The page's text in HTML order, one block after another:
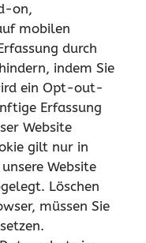
on,
mobilen
durch
indem Sie
ein Opt-out-
Erfassung
Website
gilt nur in
Website
Löschen
müssen Sie